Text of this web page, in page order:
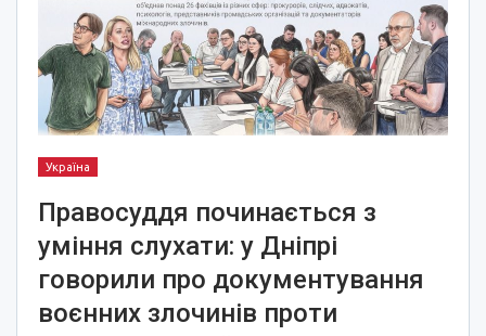
Україна
Правосуддя починається з
уміння слухати: у Дніпрі
говорили про документування
воєнних злочинів проти